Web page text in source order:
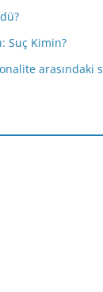
Suç Kimin?
arasındaki